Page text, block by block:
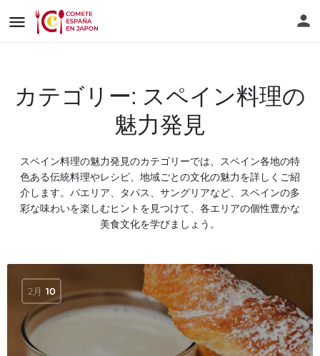
カテゴリー: スペイン料理の
魅力発見
スペイン料理の魅力発見のカテゴリーでは、スペイン各地の特
色ある伝統料理やレシピ、地域ごとの文化の魅力を詳しくご紹
介します。パエリア、タパス、サングリアなど、スペインの多
彩な味わいを楽しむヒントを見つけて、各エリアの個性豊かな
美食文化を学びましょう。
2月 10